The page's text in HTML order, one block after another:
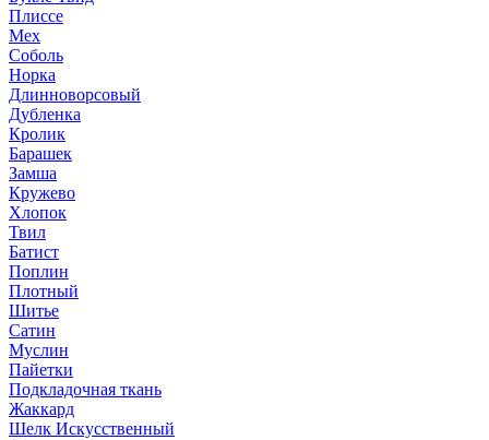
Плиссе
Мех
Соболь
Норка
Длинноворсовый
Дубленка
Кролик
Барашек
Замша
Кружево
Хлопок
Твил
Батист
Поплин
Плотный
Шитье
Сатин
Муслин
Пайетки
Подкладочная ткань
Жаккард
Шелк Искусственный